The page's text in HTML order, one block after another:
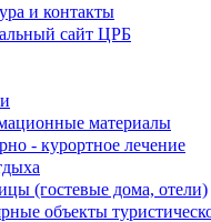
и контакты
сайт ЦРБ
материалы
- курортное лечение
(гостевые дома, отели)
объекты